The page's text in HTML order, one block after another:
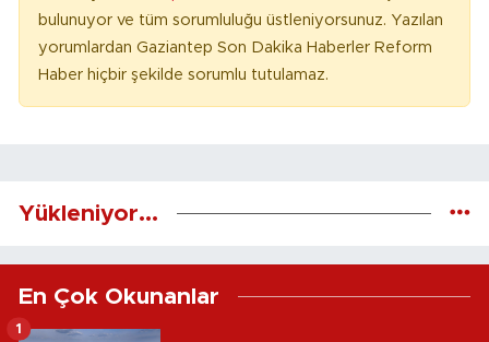
bulunuyor ve tüm sorumluluğu üstleniyorsunuz. Yazılan
yorumlardan Gaziantep Son Dakika Haberler Reform
Haber hiçbir şekilde sorumlu tutulamaz.
Yükleniyor...
En Çok Okunanlar
1